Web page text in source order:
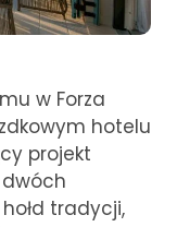
w Forza
hotelu
projekt
tradycji,